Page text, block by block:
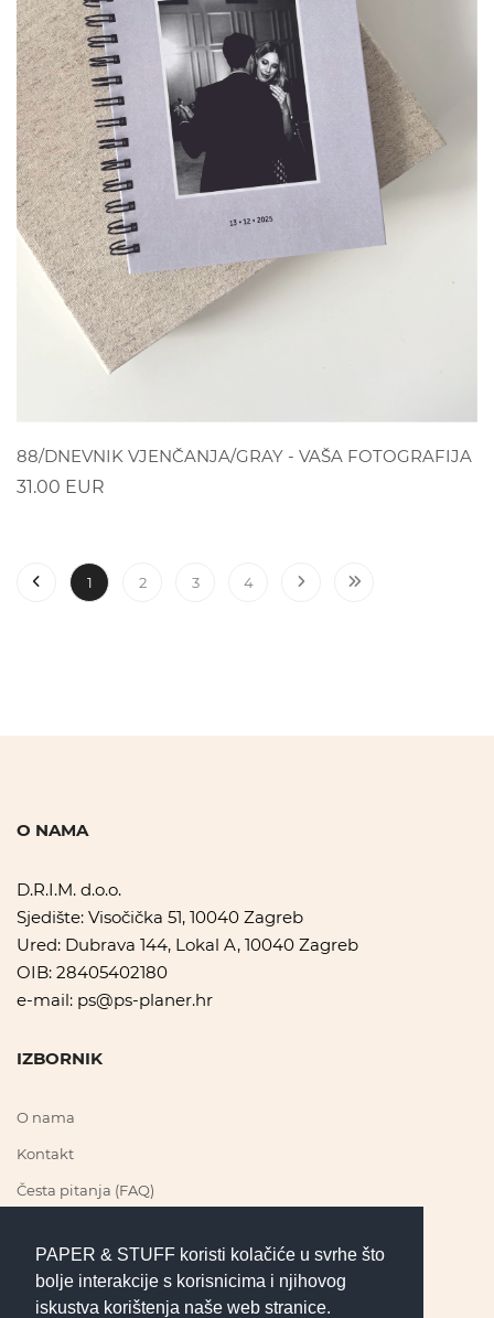
PAPER & STUFF koristi kolačiće u svrhe što
bolje interakcije s korisnicima i njihovog
iskustva korištenja naše web stranice.
POGLEDAJ
88/DNEVNIK VJENČANJA/GRAY - VAŠA FOTOGRAFIJA
31.00 EUR
1 2 3 4
O NAMA
D.R.I.M. d.o.o.
Sjedište: Visočička 51, 10040 Zagreb
Ured: Dubrava 144, Lokal A, 10040 Zagreb
OIB: 28405402180
e-mail: ps@ps-planer.hr
IZBORNIK
O nama
Kontakt
Česta pitanja (FAQ)
PRATI NAS